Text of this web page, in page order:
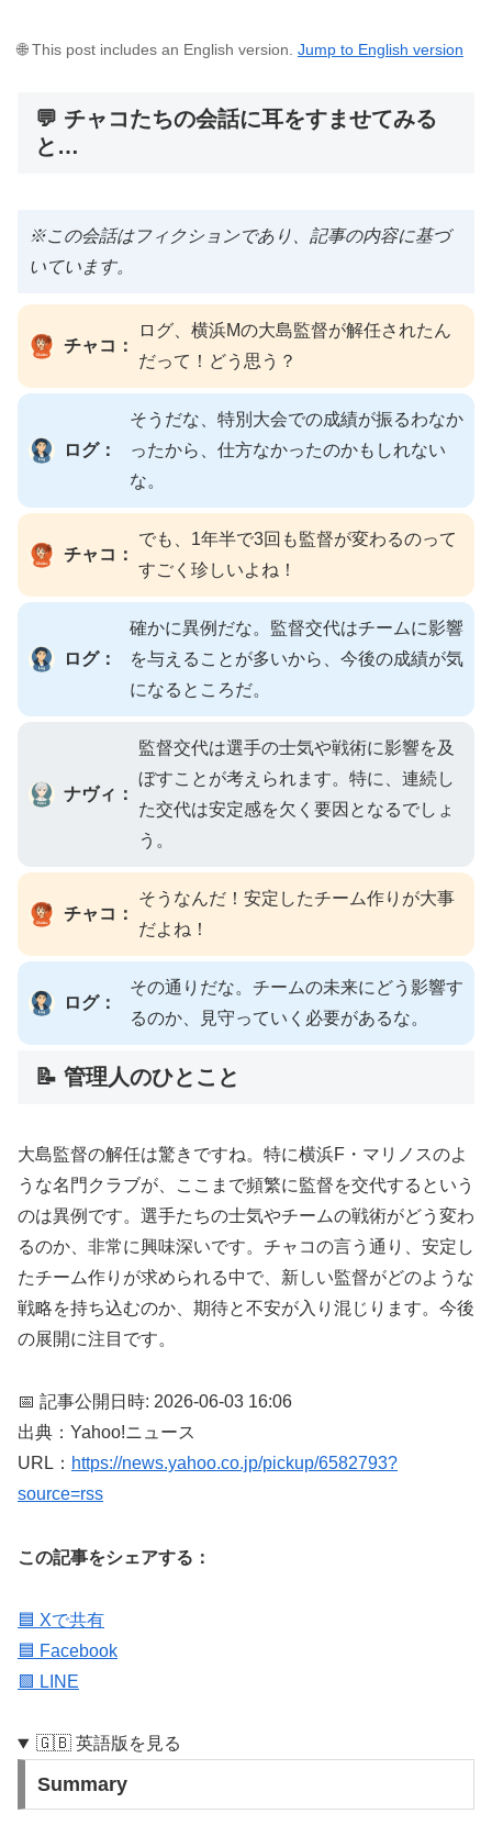
🌐 This post includes an English version. Jump to English version
💬 チャコたちの会話に耳をすませてみる
と…
※この会話はフィクションであり、記事の内容に基づ
いています。
チャコ：
ログ、横浜Mの大島監督が解任されたん
だって！どう思う？
ログ：
そうだな、特別大会での成績が振るわなか
ったから、仕方なかったのかもしれない
な。
チャコ：
でも、1年半で3回も監督が変わるのって
すごく珍しいよね！
ログ：
確かに異例だな。監督交代はチームに影響
を与えることが多いから、今後の成績が気
になるところだ。
ナヴィ：
監督交代は選手の士気や戦術に影響を及
ぼすことが考えられます。特に、連続し
た交代は安定感を欠く要因となるでしょ
う。
チャコ：
そうなんだ！安定したチーム作りが大事
だよね！
ログ：
その通りだな。チームの未来にどう影響す
るのか、見守っていく必要があるな。
📝 管理人のひとこと
大島監督の解任は驚きですね。特に横浜F・マリノスのよ
うな名門クラブが、ここまで頻繁に監督を交代するという
のは異例です。選手たちの士気やチームの戦術がどう変わ
るのか、非常に興味深いです。チャコの言う通り、安定し
たチーム作りが求められる中で、新しい監督がどのような
戦略を持ち込むのか、期待と不安が入り混じります。今後
の展開に注目です。
📅 記事公開日時: 2026-06-03 16:06
出典：Yahoo!ニュース
URL： https://news.yahoo.co.jp/pickup/6582793?
source=rss
この記事をシェアする：
🟦 Xで共有
🟦 Facebook
🟩 LINE
🇬🇧 英語版を見る
Summary